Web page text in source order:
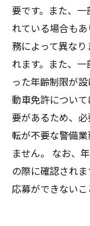
要です。また、
れている場合も
務によって異な
れます。また、
った年齢制限が
動車免許につい
要があるため、
転が不要な警備
ません。 なお、
の際に確認され
応募ができないこ